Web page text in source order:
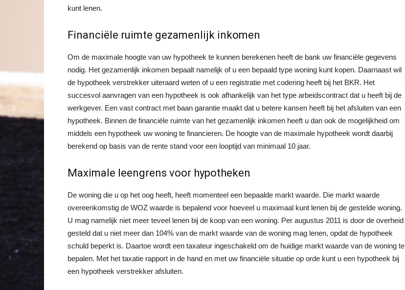
kunt lenen.
Financiële ruimte gezamenlijk inkomen
Om de maximale hoogte van uw hypotheek te kunnen berekenen heeft de bank uw financiële gegevens
nodig. Het gezamenlijk inkomen bepaalt namelijk of u een bepaald type woning kunt kopen. Daarnaast wil
de hypotheek verstrekker uiteraard weten of u een registratie met codering heeft bij het BKR. Het
succesvol aanvragen van een hypotheek is ook afhankelijk van het type arbeidscontract dat u heeft bij de
werkgever. Een vast contract met baan garantie maakt dat u betere kansen heeft bij het afsluiten van een
hypotheek. Binnen de financiële ruimte van het gezamenlijk inkomen heeft u dan ook de mogelijkheid om
middels een hypotheek uw woning te financieren. De hoogte van de maximale hypotheek wordt daarbij
berekend op basis van de rente stand voor een looptijd van minimaal 10 jaar.
Maximale leengrens voor hypotheken
De woning die u op het oog heeft, heeft momenteel een bepaalde markt waarde. Die markt waarde
overeenkomstig de WOZ waarde is bepalend voor hoeveel u maximaal kunt lenen bij de gestelde woning.
U mag namelijk niet meer teveel lenen bij de koop van een woning. Per augustus 2011 is door de overheid
gesteld dat u niet meer dan 104% van de markt waarde van de woning mag lenen, opdat de hypotheek
schuld beperkt is. Daartoe wordt een taxateur ingeschakeld om de huidige markt waarde van de woning te
bepalen. Met het taxatie rapport in de hand en met uw financiële situatie op orde kunt u een hypotheek bij
een hypotheek verstrekker afsluiten.